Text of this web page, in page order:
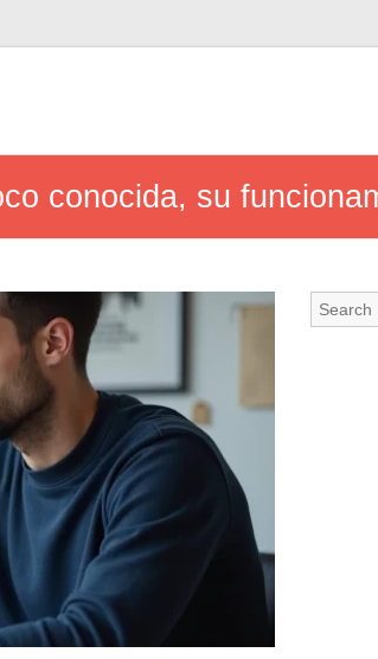
conocida, su